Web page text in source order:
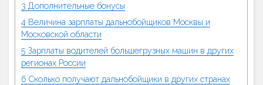
3 Дополнительные бонусы
4 Величина зарплаты дальнобойщиков Москвы и
Московской области
5 Зарплаты водителей большегрузных машин в других
регионах России
6 Сколько получают дальнобойщики в других странах